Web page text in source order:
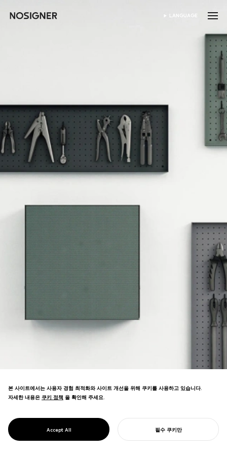
홈 SELECT LANGUAGE
LANGUAGE
PROJECT
WAKERS
도구를 조각품으로 재해석한 사무용 가구. 작
업 공간이 기능적 창의성의 갤러리가 됩니다.
본 사이트에서는 사용자 경험 최적화와 사이트 개선을 위해 쿠키를 사용하고 있습니다.
자세한 내용은 쿠키 정책
쿠키 정책 을 확인해 주세요.
Accept All 필수 쿠키만